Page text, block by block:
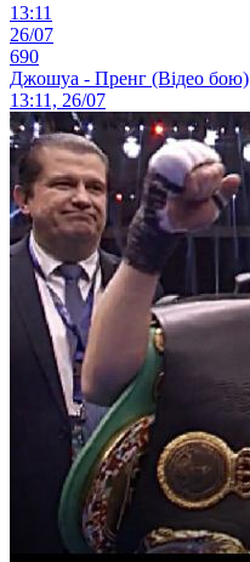
13:11
26/07
690
Джошуа - Пренг (Відео бою)
13:11, 26/07